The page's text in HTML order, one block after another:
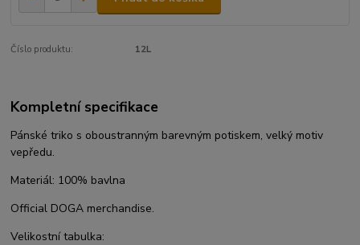
Číslo produktu: 12L
Kompletní specifikace
Pánské triko s oboustranným barevným potiskem, velký motiv
vepředu.
Materiál: 100% bavlna
Official DOGA merchandise.
Velikostní tabulka: